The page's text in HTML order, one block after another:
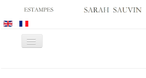
Basculer